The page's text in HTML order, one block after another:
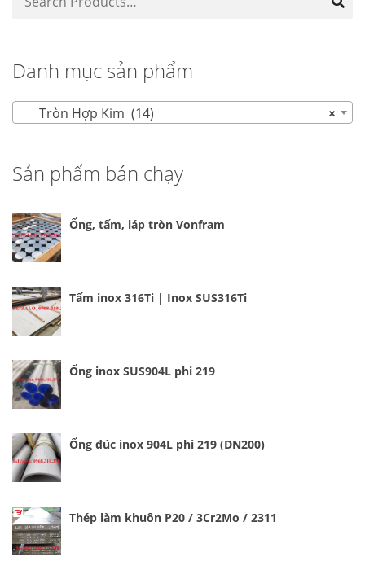
Danh mục sản phẩm
×
Tròn Hợp Kim (14)
Sản phẩm bán chạy
Ống, tấm, láp tròn Vonfram
Tấm inox 316Ti | Inox SUS316Ti
Ống inox SUS904L phi 219
Ống đúc inox 904L phi 219 (DN200)
Thép làm khuôn P20 / 3Cr2Mo / 2311